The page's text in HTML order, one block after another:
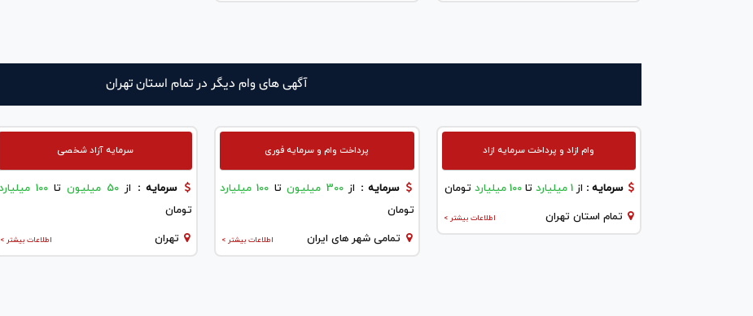
آگهی های وام دیگر در تمام استان تهران
وام ازاد و پرداخت سرمایه ازاد
سرمایه : از 1 میلیارد تا 100 میلیارد تومان
اطلاعات بیشتر > تمام استان تهران
پرداخت وام و سرمایه فوری
سرمایه : از300 میلیون تا 100 میلیارد
تومان
اطلاعات بیشتر > تمامی شهر های ایران
سرمایه آزاد شخصی
سرمایه : از 50 میلیون تا100 میلیارد
تومان
اطلاعات بیشتر > تهران